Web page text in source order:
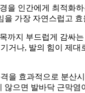
을 인간에게 최적화
가장 자연스럽고
지 부드럽게 감싸
나, 발의 힘이 제
효과적으로 분산
으면 발바닥 근막